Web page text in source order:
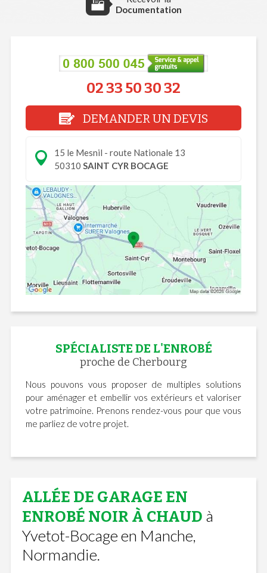
Documentation
02 33 50 30 32
DEMANDER UN DEVIS
15 le Mesnil - route Nationale 13
50310 SAINT CYR BOCAGE
SPÉCIALISTE DE L'ENROBÉ
proche de Cherbourg
Nous pouvons vous proposer de multiples solutions
pour aménager et embellir vos extérieurs et valoriser
votre patrimoine. Prenons rendez-vous pour que vous
me parliez de votre projet.
ALLÉE DE GARAGE EN
ENROBÉ NOIR À CHAUD à
Yvetot-Bocage en Manche,
Normandie.